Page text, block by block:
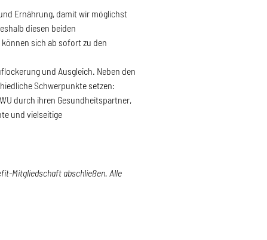
Ernährung, damit wir möglichst
diesen beiden
sich ab sofort zu den
und Ausgleich. Neben den
Schwerpunkte setzen:
durch ihren Gesundheitspartner,
und vielseitige
Mitgliedschaft abschließen. Alle